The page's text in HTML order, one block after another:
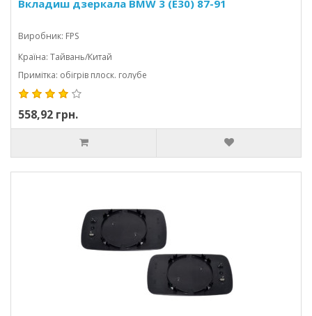
Вкладиш дзеркала BMW 3 (E30) 87-91
Виробник: FPS
Країна: Тайвань/Китай
Примітка: обігрів плоск. голубе
558,92 грн.